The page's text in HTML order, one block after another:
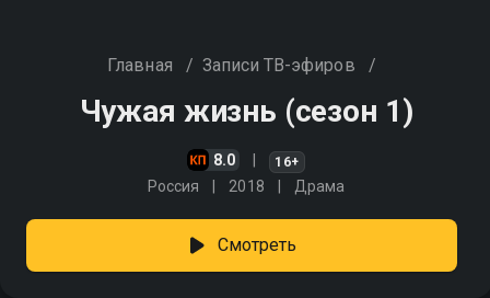
Главная / Записи ТВ-эфиров /
Чужая жизнь (сезон 1)
8.0 16+
Россия 2018 Драма
Смотреть